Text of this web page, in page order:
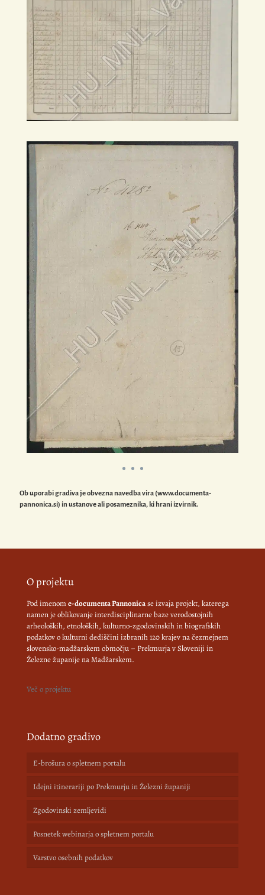
Ob uporabi gradiva je obvezna navedba vira (www.documenta-
pannonica.si) in ustanove ali posameznika, ki hrani izvirnik.
O projektu
Pod imenome-documenta Pannonicase izvaja projekt, katerega
namen je oblikovanje interdisciplinarne baze verodostojnih
arheoloških, etnoloških, kulturno-zgodovinskih in biografskih
podatkov o kulturni dediščini izbranih 120 krajev na čezmejnem
slovensko-madžarskem območju – Prekmurja v Sloveniji in
Železne županije na Madžarskem.
Več o projektu
Dodatno gradivo
E-brošura o spletnem portalu
Idejni itinerariji po Prekmurju in Železni županiji
Zgodovinski zemljevidi
Posnetek webinarja o spletnem portalu
Varstvo osebnih podatkov